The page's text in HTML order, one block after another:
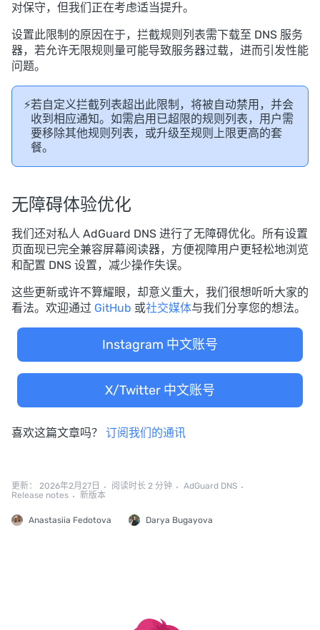
对保守，但我们正在考虑适当提升。
设置此限制的原因在于，拦截规则列表需下载至 DNS 服务
器，若允许无限规则量可能导致服务器过载，进而引发性能
问题。
⚡若自定义拦截列表超出此限制，将被自动禁用，并会
收到相应通知。如需启用已超限的规则列表，用户需
要移除其他规则列表，或升级至规则上限更高的套
餐。
无障碍体验优化
我们还对私人 AdGuard DNS 进行了无障碍优化。所有设置
页面现已完全兼容屏幕阅读器，方便视障用户更轻松地浏览
和配置 DNS 设置，减少操作失误。
这些更新或许不算耀眼，却意义重大，我们很想听听大家的
看法。欢迎通过 GitHub 或社交媒体与我们分享您的想法。
Instagram 中文账号
X/Twitter 中文账号
喜欢这篇文章吗？ 订阅我们的通讯
更新： 2026年2月27日 阅读时长 2 分钟
AdGuard DNS
Release notes
新版本
Anastasiia Fedotova Darya Bugayova